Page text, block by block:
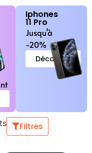
Iphones
11 Pro
Jusqu’à
-20%
Découvrir
Filtres